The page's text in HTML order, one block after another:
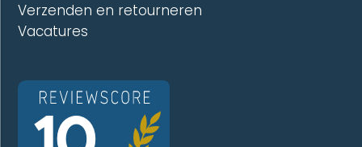
Verzenden en retourneren
Vacatures